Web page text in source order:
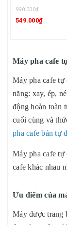
990.000₫
549.000₫
Máy pha cafe
Máy pha cafe tự
năng: xay, ép,
động hoàn toàn
cuối cùng và
pha cafe bán tự
Máy pha cafe tự
cafe khác nhau
Ưu điểm của
Máy được trang